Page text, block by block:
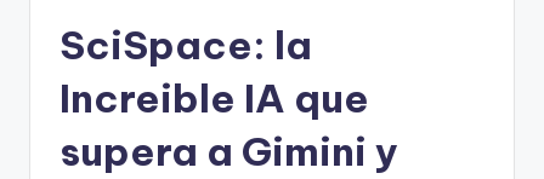
SciSpace: la
Increible IA que
supera a Gimini y